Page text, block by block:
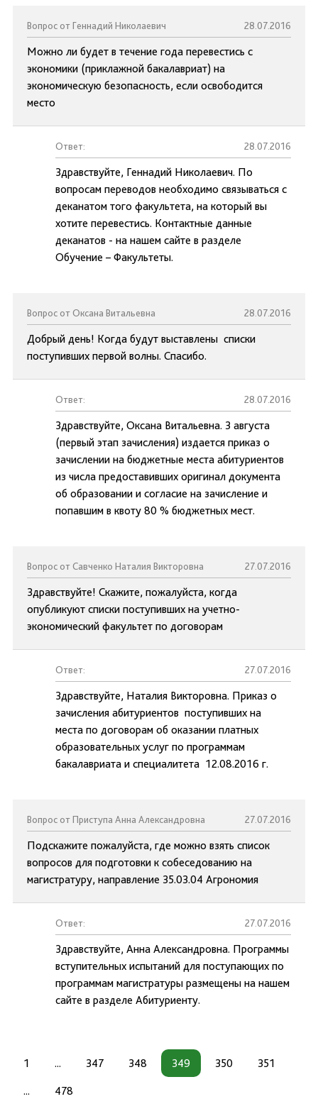
Вопрос от Геннадий Николаевич 28.07.2016
Можно ли будет в течение года перевестись с
экономики (приклажной бакалавриат) на
экономическую безопасность, если освободится
место
Ответ: 28.07.2016
Здравствуйте, Геннадий Николаевич. По
вопросам переводов необходимо связываться с
деканатом того факультета, на который вы
хотите перевестись. Контактные данные
деканатов - на нашем сайте в разделе
Обучение – Факультеты.
Вопрос от Оксана Витальевна 28.07.2016
Добрый день! Когда будут выставлены списки
поступивших первой волны. Спасибо.
Ответ: 28.07.2016
Здравствуйте, Оксана Витальевна. 3 августа
(первый этап зачисления) издается приказ о
зачислении на бюджетные места абитуриентов
из числа предоставивших оригинал документа
об образовании и согласие на зачисление и
попавшим в квоту 80 % бюджетных мест.
Вопрос от Савченко Наталия Викторовна 27.07.2016
Здравствуйте! Cкажите, пожалуйста, когда
опубликуют списки поступивших на учетно-
экономический факультет по договорам
Ответ: 27.07.2016
Здравствуйте, Наталия Викторовна. Приказ о
зачисления абитуриентов поступивших на
места по договорам об оказании платных
образовательных услуг по программам
бакалавриата и специалитета 12.08.2016 г.
Вопрос от Приступа Анна Александровна 27.07.2016
Подскажите пожалуйста, где можно взять список
вопросов для подготовки к собеседованию на
магистратуру, направление 35.03.04 Агрономия
Ответ: 27.07.2016
Здравствуйте, Анна Александровна. Программы
вступительных испытаний для поступающих по
программам магистратуры размещены на нашем
сайте в разделе Абитуриенту.
1 ... 347 348 349 350 351
... 478